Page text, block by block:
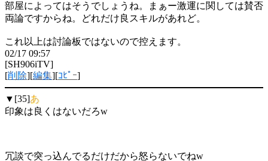
部屋によってはそうでしょうね。まぁー激運に関しては賛否
両論ですからね。どれだけ良スキルがあれど。
これ以上は討論板ではないので控えます。
02/17 09:57
[SH906iTV]
[削除][編集][ｺﾋﾟｰ]
▼[35]あ
印象は良くはないだろw
冗談で突っ込んでるだけだから怒らないでねw